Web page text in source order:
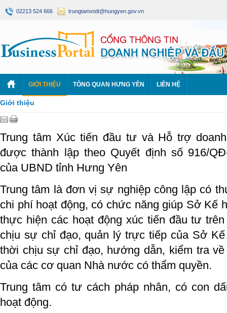
02213 524 666 trungtamxtdt@hungyen.gov.vn
GIỚI THIỆU TỔNG QUAN HƯNG YÊN LIÊN HỆ
Giới thiệu
Trung tâm Xúc tiến đầu tư và Hỗ trợ
được thành lập theo Quyết định số 916/
của UBND tỉnh Hưng Yên
Trung tâm là đơn vị sự nghiệp công lập có
chi phí hoạt động, có chức năng giúp Sở Kế
thực hiện các hoạt động xúc tiến đầu tư
chịu sự chỉ đạo, quản lý trực tiếp của Sở
thời chịu sự chỉ đạo, hướng dẫn, kiểm tra
của các cơ quan Nhà nước có thẩm quyền.
Trung tâm có tư cách pháp nhân, có con
hoạt động.